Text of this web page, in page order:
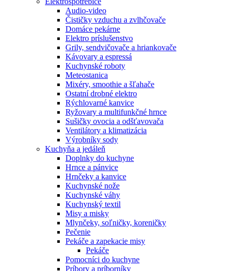
Audio-video
Čističky vzduchu a zvlhčovače
Domáce pekárne
Elektro príslušenstvo
Grily, sendvičovače a hriankovače
Kávovary a espressá
Kuchynské roboty
Meteostanica
Mixéry, smoothie a šľahače
Ostatní drobné elektro
Rýchlovarné kanvice
Ryžovary a multifunkčné hrnce
Sušičky ovocia a odšťavovača
Ventilátory a klimatizácia
Výrobníky sody
Kuchyňa a jedáleň
Doplnky do kuchyne
Hrnce a pánvice
Hrnčeky a kanvice
Kuchynské nože
Kuchynské váhy
Kuchynský textil
Misy a misky
Mlynčeky, soľničky, koreničky
Pečenie
Pekáče a zapekacie misy
Pekáče
Pomocníci do kuchyne
Príbory a príborníky